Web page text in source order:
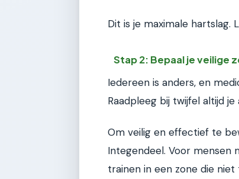
Dit is je maximale hartslag.
Stap 2: Bepaal je veilige
Iedereen is anders, en
Raadpleeg bij twijfel altijd je
Om veilig en effectief te
Integendeel. Voor
trainen in een zone die